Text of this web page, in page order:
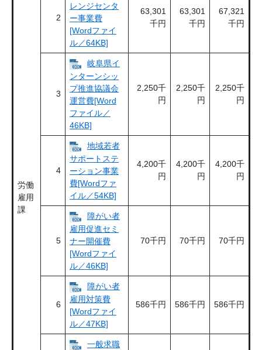
労働
雇用
課
2
レンジセンタ
ー事業費
[Wordファイ
ル／64KB]
63,301
千円
63,301
千円
67,321
千円
3
岐阜県イ
ンターンシッ
プ推進協議会
運営費[Word
ファイル／
46KB]
2,250千
円
2,250千
円
2,250千
円
4
地域若者
サポートステ
ーション事業
費[Wordファ
イル／54KB]
4,200千
円
4,200千
円
4,200千
円
5
障がい者
雇用促進セミ
ナー開催費
[Wordファイ
ル／46KB]
70千円 70千円 70千円
6
障がい者
雇用対策費
[Wordファイ
ル／47KB]
586千円 586千円 586千円
一般求職